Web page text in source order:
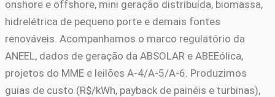
onshore e offshore, mini geração distribuída, biomassa,
hidrelétrica de pequeno porte e demais fontes
renováveis. Acompanhamos o marco regulatório da
ANEEL, dados de geração da ABSOLAR e ABEEólica,
projetos do MME e leilões A-4/A-5/A-6. Produzimos
guias de custo (R$/kWh, payback de painéis e turbinas),